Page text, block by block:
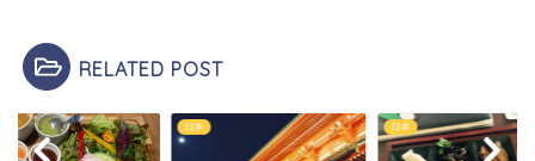
RELATED POST
日本 日本